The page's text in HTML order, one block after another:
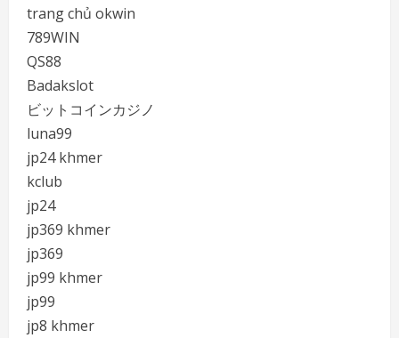
trang chủ okwin
789WIN
QS88
Badakslot
ビットコインカジノ
luna99
jp24 khmer
kclub
jp24
jp369 khmer
jp369
jp99 khmer
jp99
jp8 khmer